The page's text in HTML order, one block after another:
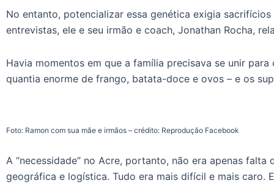
No entanto, potencializar essa genética exigia
entrevistas, ele e seu irmão e coach, Jonathan Rocha,
Havia momentos em que a família precisava se unir
quantia enorme de frango, batata-doce e ovos – e os
Foto: Ramon com sua mãe e irmãos – crédito: Reprodução Facebook
A “necessidade” no Acre, portanto, não era apenas falta
geográfica e logística. Tudo era mais difícil e mais caro.